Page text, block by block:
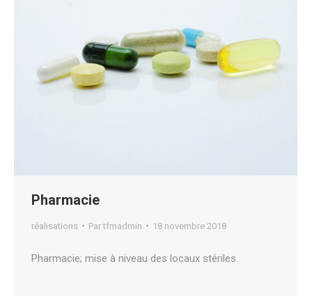
Pharmacie
réalisations Partfmadmin 18 novembre 2018
Pharmacie; mise à niveau des locaux stériles.